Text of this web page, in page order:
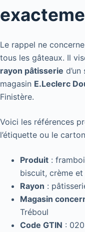
Le rappel ne
tous les gâteaux. Il
rayon pâtisserie
magasin E.Leclerc
Finistère.
Voici les références
l’étiquette ou le
Produit :
biscuit, crème
Rayon :
Magasin
Tréboul
Code GTIN :